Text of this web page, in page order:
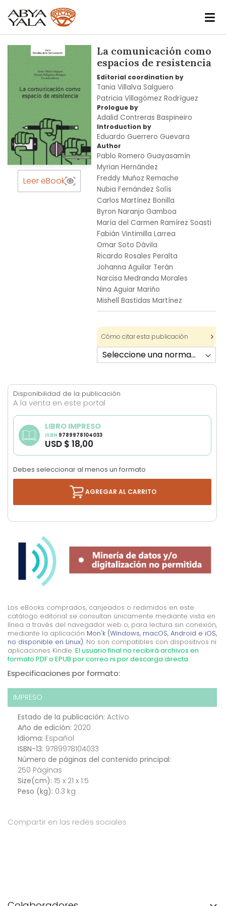
gallery
Skip
the
Leer eBook
La comunicación como
espacios de resistencia
Editorial coordination by
Tania Villalva Salguero
Patricia Villagómez Rodríguez
Prologue by
Adalid Contreras Baspineiro
Introduction by
Eduardo Guerrero Guevara
Author
Pablo Romero Guayasamín
Myrian Hernández
Freddy Muñoz Remache
Nubia Fernández Solís
Carlos Martínez Bonilla
Byron Naranjo Gamboa
María del Carmen Ramírez Soasti
Fabián Vintimilla Larrea
Omar Soto Dávila
Ricardo Rosales Peralta
Johanna Aguilar Terán
Narcisa Medranda Morales
Nina Aguiar Mariño
Mishell Bastidas Martínez
Cómo citar esta publicación
Disponibilidad de la publicación
A la venta en este portal
LIBRO IMPRESO
ISBN 9789978104033
USD $ 18,00
Debes seleccionar al menos un formato
AGREGAR AL CARRITO
Los eBooks comprados, canjeados o redimidos en este
catálogo editorial se consultan únicamente mediante vista en
línea a través del navegador web o, para lectura sin conexión,
mediante la aplicación Mon'k (Windows, macOS, Android e iOS,
no disponible en Linux). No son compatibles con dispositivos ni
aplicaciones Kindle. El usuario final no recibirá archivos en
formato PDF o EPUB por correo ni por descarga directa.
Especificaciones por formato:
IMPRESO
Estado de la publicación: Activo
Año de edición: 2020
Idioma: Español
ISBN-13: 9789978104033
Número de páginas del contenido principal:
250 Páginas
Size(cm): 15 x 21 x 1.5
Peso (kg): 0.3 kg
Compartir en las redes sociales